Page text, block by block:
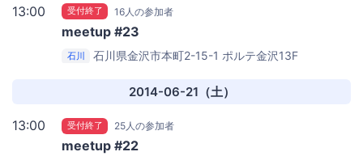
13:00 受付終了 16人の参加者
meetup #23
石川
石川県金沢市本町2-15-1 ポルテ金沢13F
2014-06-21（土）
13:00 受付終了 25人の参加者
meetup #22